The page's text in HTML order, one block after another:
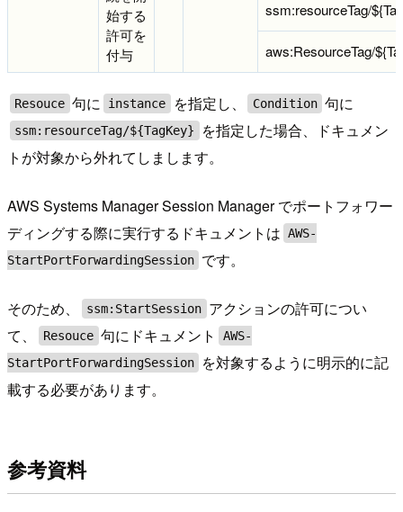
始する
許可を
付与
ssm:resourceTag/
aws:ResourceTag/
Resouce 句に instance を指定し、 Condition 句に
ssm:resourceTag/${TagKey}
を指定した場合、ドキュメン
トが対象から外れてしまします。
AWS Systems Manager Session Manager でポートフォワー
ディングする際に実行するドキュメントは AWS-
StartPortForwardingSession です。
そのため、 ssm:StartSession アクションの許可につい
て、
Resouce 句にドキュメント
AWS-
StartPortForwardingSession
を対象するように明示的に記
載する必要があります。
参考資料